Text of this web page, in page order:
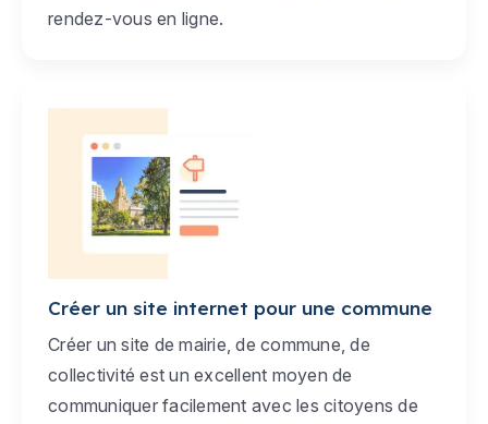
rendez-vous en ligne.
Créer un site internet pour une commune
Créer un site de mairie, de commune, de
collectivité est un excellent moyen de
communiquer facilement avec les citoyens de